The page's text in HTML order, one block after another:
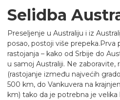
Selidba
Preseljenje u Australiju i iz
posao, postoji više prepeka.Prva
rastojanja – kako od Srbije do
u samoj Australiji. Ne
(rastojanje između najvećih
500 km, do Vankuvera na
km) tako da je potrebna je